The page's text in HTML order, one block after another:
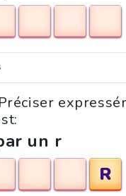
un r
R